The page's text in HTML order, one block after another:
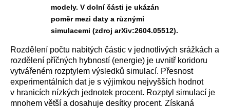
modely. V dolní části je ukázán
poměr mezi daty a různými
simulacemi (zdroj arXiv:2604.05512).
Rozdělení počtu nabitých částic v jednotlivých srážkách a
rozdělení příčných hybností (energie) je uvnitř koridoru
vytvářeném rozptylem výsledků simulací. Přesnost
experimentálních dat je s výjimkou nejvyšších hodnot
v hranicích nízkých jednotek procent. Rozptyl simulací je
mnohem větší a dosahuje desítky procent. Získaná